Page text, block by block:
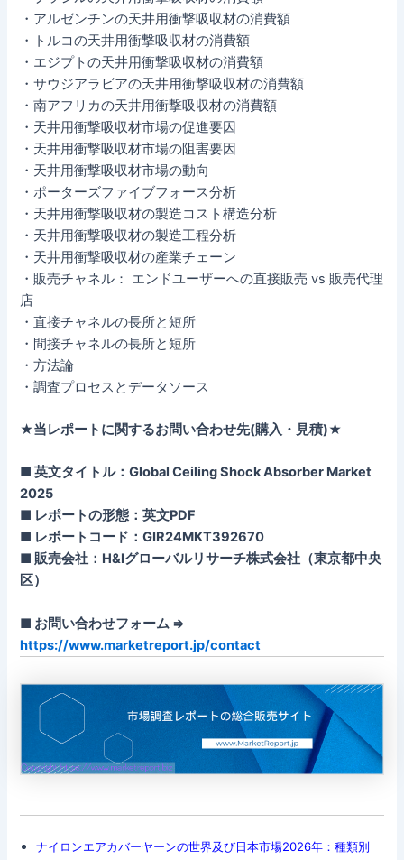
・アルゼンチンの天井用衝撃吸収材の消費額
・トルコの天井用衝撃吸収材の消費額
・エジプトの天井用衝撃吸収材の消費額
・サウジアラビアの天井用衝撃吸収材の消費額
・南アフリカの天井用衝撃吸収材の消費額
・天井用衝撃吸収材市場の促進要因
・天井用衝撃吸収材市場の阻害要因
・天井用衝撃吸収材市場の動向
・ポーターズファイブフォース分析
・天井用衝撃吸収材の製造コスト構造分析
・天井用衝撃吸収材の製造工程分析
・天井用衝撃吸収材の産業チェーン
・販売チャネル： エンドユーザーへの直接販売 vs 販売代理
店
・直接チャネルの長所と短所
・間接チャネルの長所と短所
・方法論
・調査プロセスとデータソース
★当レポートに関するお問い合わせ先(購入・見積)★
■ 英文タイトル：Global Ceiling Shock Absorber Market
2025
■ レポートの形態：英文PDF
■ レポートコード：GIR24MKT392670
■ 販売会社：H&Iグローバルリサーチ株式会社（東京都中央
区）
■ お問い合わせフォーム ⇒
https://www.marketreport.jp/contact
ナイロンエアカバーヤーンの世界及び日本市場2026年：種類別